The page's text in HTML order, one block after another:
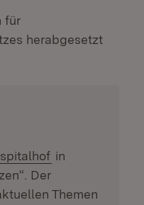
für
herabgesetzt
(Öffnet in
in
Der
Themen